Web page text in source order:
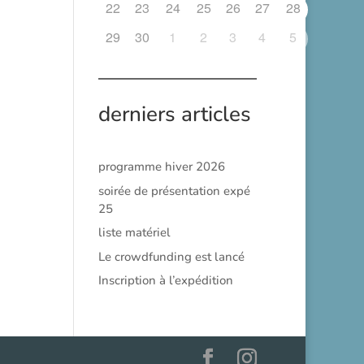
22 23 24 25 26 27
28
29
30 1 2 3 4 5
derniers articles
programme hiver 2026
soirée de présentation expé
25
liste matériel
Le crowdfunding est lancé
Inscription à l’expédition